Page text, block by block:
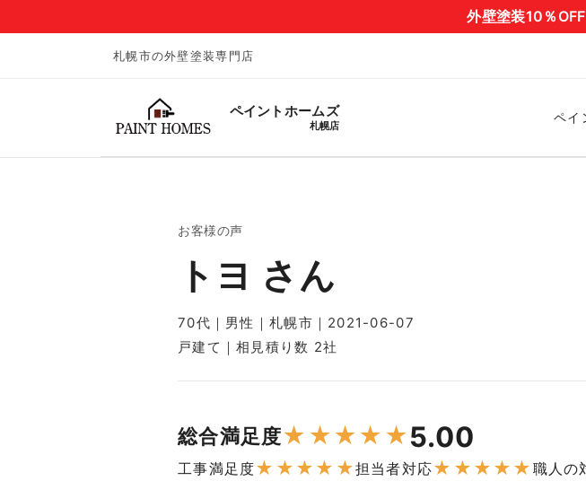
外壁塗装10％
札幌市の外壁塗装専門店
ペイントホームズ
札幌店
ペイ
お客様の声
トヨ さん
70代｜男性｜札幌市｜2021-06-07
戸建て｜相見積り数 2社
総合満足度★ ★★★ ★5.00
工事満足度★ ★ ★ ★ ★担当者対応★ ★ ★ ★ ★ 職人の